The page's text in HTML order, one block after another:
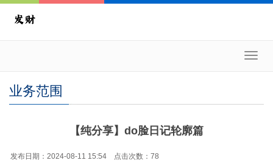
业务范围
【纯分享】do脸日记轮廓篇
发布日期：2024-08-11 15:54 点击次数：78